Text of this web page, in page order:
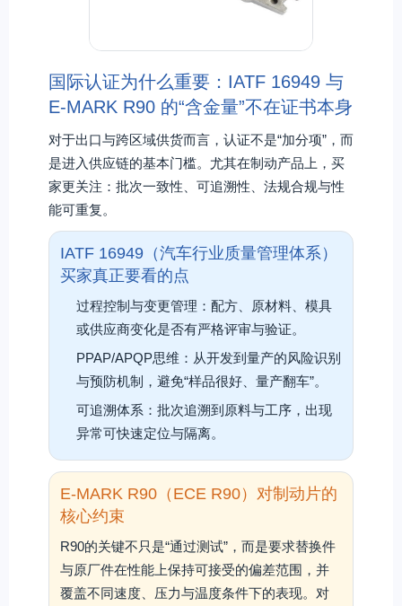
国际认证为什么重要：IATF 16949 与
E-MARK R90 的“含金量”不在证书本身
对于出口与跨区域供货而言，认证不是“加分项”，而
是进入供应链的基本门槛。尤其在制动产品上，买
家更关注：批次一致性、可追溯性、法规合规与性
能可重复。
IATF 16949（汽车行业质量管理体系）
买家真正要看的点
过程控制与变更管理：配方、原材料、模具
或供应商变化是否有严格评审与验证。
PPAP/APQP思维：从开发到量产的风险识别
与预防机制，避免“样品很好、量产翻车”。
可追溯体系：批次追溯到原料与工序，出现
异常可快速定位与隔离。
E-MARK R90（ECE R90）对制动片的
核心约束
R90的关键不只是“通过测试”，而是要求替换件
与原厂件在性能上保持可接受的偏差范围，并
覆盖不同速度、压力与温度条件下的表现。对